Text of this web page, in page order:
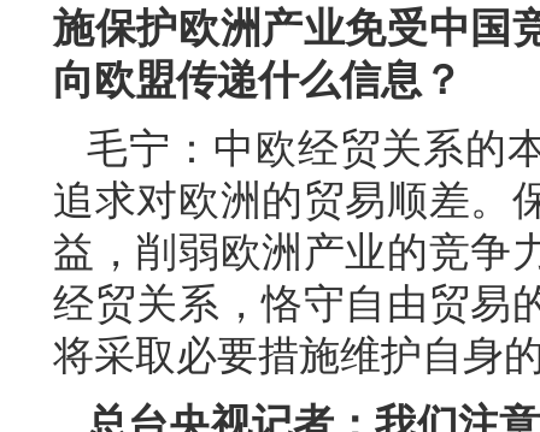
施保护欧洲产业免受中国
向欧盟传递什么信息？
毛宁：中欧经贸关系的
追求对欧洲的贸易顺差。
益，削弱欧洲产业的竞争
经贸关系，恪守自由贸易
将采取必要措施维护自身